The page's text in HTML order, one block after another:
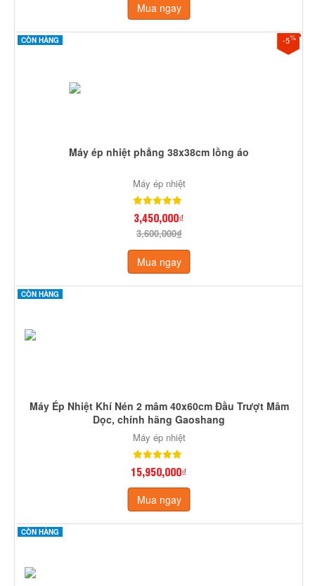
Mua ngay
-5%
CÒN HÀNG
Máy ép nhiệt phẳng 38x38cm lồng áo
Máy ép nhiệt
3,450,000₫
3,600,000₫
Mua ngay
CÒN HÀNG
Máy Ép Nhiệt Khí Nén 2 mâm 40x60cm Đầu Trượt Mâm
Dọc, chính hãng Gaoshang
Máy ép nhiệt
15,950,000₫
Mua ngay
CÒN HÀNG